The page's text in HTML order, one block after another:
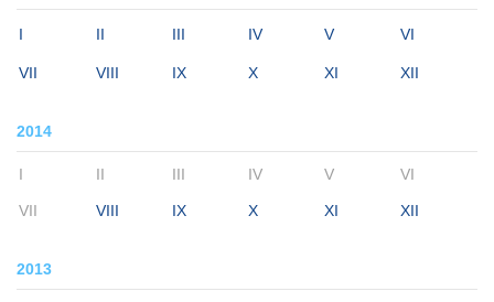
I II III IV V VI
VII VIII IX X XI XII
2014
I II III IV V VI
VII VIII IX X XI XII
2013